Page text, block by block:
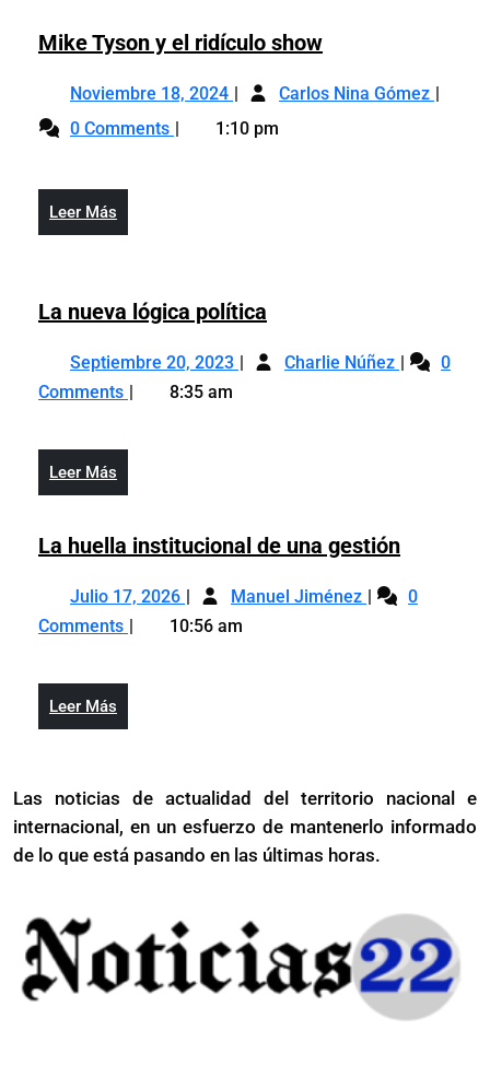
Mike Tyson y el ridículo showMike
y
Noviembre 18, 2024 Noviembre
2024
Carlos Nina Gómez Mike
0 Comments 1:10 pm
Leer Más
Más
La nueva lógica política
lógica
Septiembre 20, 2023 SeptiembreCharlie Núñez La
0
Comments
8:35 am
Leer Más
Más
La huella institucional de una gestiónLa
Julio 17, 2026 Julio
17,
Manuel Jiménez La
0
Comments
10:56 am
Leer Más
Más
Las noticias de actualidad del territorio nacional e
internacional, en un esfuerzo de mantenerlo informado
de lo que está pasando en las últimas horas.